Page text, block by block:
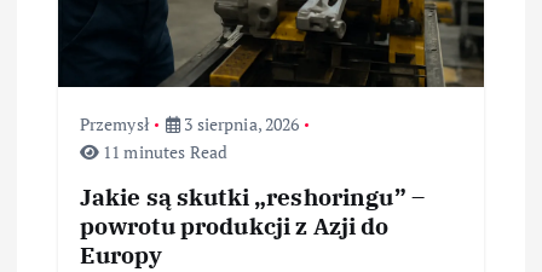
Przemysł
3 sierpnia, 2026
11 minutes Read
Jakie są skutki „reshoringu” –
powrotu produkcji z Azji do
Europy